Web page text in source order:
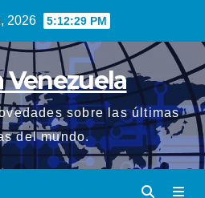
2026 5:12:29 PM
Venezuela
sobre las últimas
del mundo.